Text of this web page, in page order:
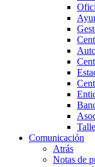
Comunicación
Atrás
Notas de